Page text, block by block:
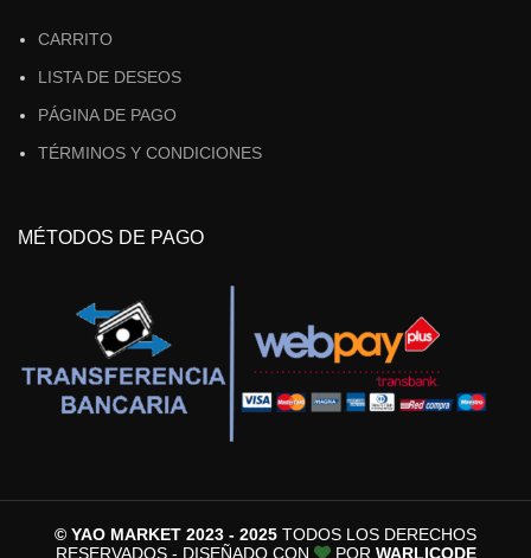
CARRITO
LISTA DE DESEOS
PÁGINA DE PAGO
TÉRMINOS Y CONDICIONES
MÉTODOS DE PAGO
© YAO MARKET 2023 - 2025 TODOS LOS DERECHOS
RESERVADOS - DISEÑADO CON
POR WARLICODE